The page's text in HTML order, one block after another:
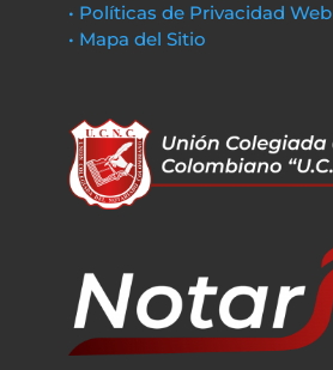
• Políticas de Privacidad Web
• Mapa del Sitio